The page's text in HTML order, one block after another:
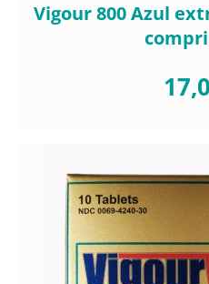
Vigour 800 Azul